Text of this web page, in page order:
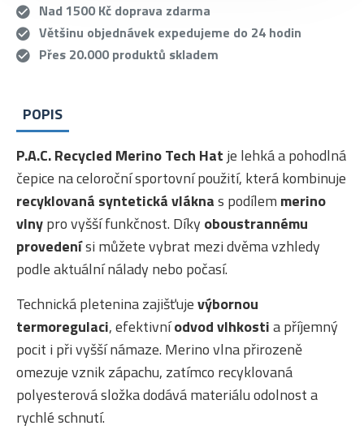
Nad 1500 Kč doprava zdarma
Většinu objednávek expedujeme do 24 hodin
Přes 20.000 produktů skladem
POPIS
P.A.C. Recycled Merino Tech Hat je lehká a pohodlná
čepice na celoroční sportovní použití, která kombinuje
recyklovaná syntetická vláknas podílem merino
vlnypro vyšší funkčnost. Díkyoboustrannému
provedenísi můžete vybrat mezi dvěma vzhledy
podle aktuální nálady nebo počasí.
Technická pletenina zajišťujevýbornou
termoregulaci, efektivníodvod vlhkostia příjemný
pocit i při vyšší námaze. Merino vlna přirozeně
omezuje vznik zápachu, zatímco recyklovaná
polyesterová složka dodává materiálu odolnost a
rychlé schnutí.